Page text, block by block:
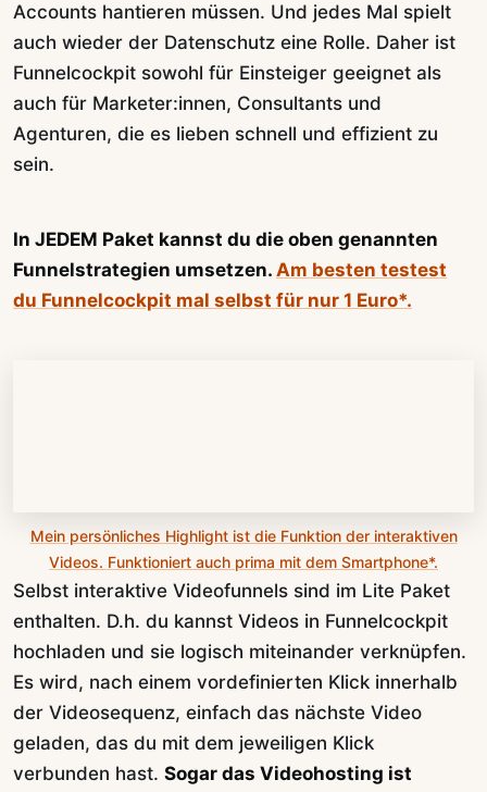
Accounts hantieren müssen. Und jedes Mal spielt
auch wieder der Datenschutz eine Rolle. Daher ist
Funnelcockpit sowohl für Einsteiger geeignet als
auch für Marketer:innen, Consultants und
Agenturen, die es lieben schnell und effizient zu
sein.
In JEDEM Paket kannst du die oben genannten
Funnelstrategien umsetzen. Am besten testest
du Funnelcockpit mal selbst für nur 1 Euro*.
Mein persönliches Highlight ist die Funktion der interaktiven
Videos. Funktioniert auch prima mit dem Smartphone*.
Selbst interaktive Videofunnels sind im Lite Paket
enthalten. D.h. du kannst Videos in Funnelcockpit
hochladen und sie logisch miteinander verknüpfen.
Es wird, nach einem vordefinierten Klick innerhalb
der Videosequenz, einfach das nächste Video
geladen, das du mit dem jeweiligen Klick
verbunden hast. Sogar das Videohosting ist